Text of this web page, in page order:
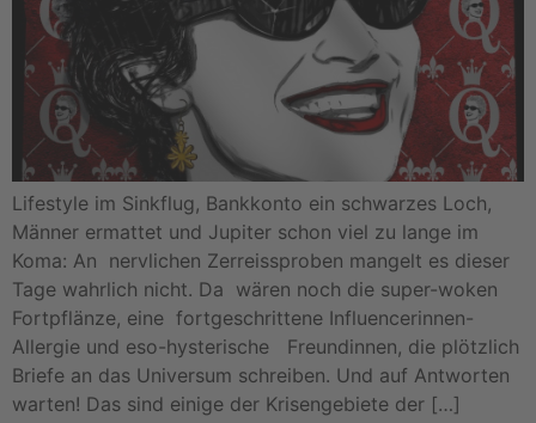
Lifestyle im Sinkflug, Bankkonto ein schwarzes Loch,
Männer ermattet und Jupiter schon viel zu lange im
Koma: An nervlichen Zerreissproben mangelt es dieser
Tage wahrlich nicht. Da wären noch die super-woken
Fortpflänze, eine fortgeschrittene Influencerinnen-
Allergie und eso-hysterische Freundinnen, die plötzlich
Briefe an das Universum schreiben. Und auf Antworten
warten! Das sind einige der Krisengebiete der […]